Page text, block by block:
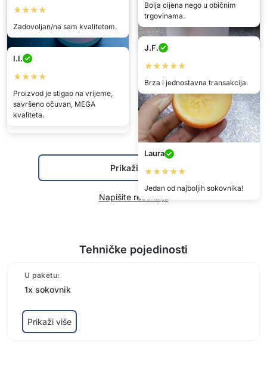
poslu. :) Svježi zdravi sokovi
uvijek pri ruci.
★★★★★
voće
Laura
★★★★★
Jedan od najboljih sokovnika!
Albert
★★★★★
Izvrsno, vrlo sam zadovoljan
Bolja cijena nego u običnim
trgovinama.
★★★★
Zadovoljan/na sam kvalitetom.
J.F.
★★★★★
Brza i jednostavna transakcija.
I.I.
★★★★
Proizvod je stigao na vrijeme,
savršeno očuvan, MEGA
kvaliteta.
Prikaži više
Napišite recenziju
Tehničke pojedinosti
U paketu:
1x sokovnik
Prikaži više